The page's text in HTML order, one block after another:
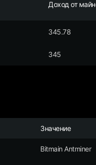
Доход от
345.78
345
Значение
Bitmain Antminer